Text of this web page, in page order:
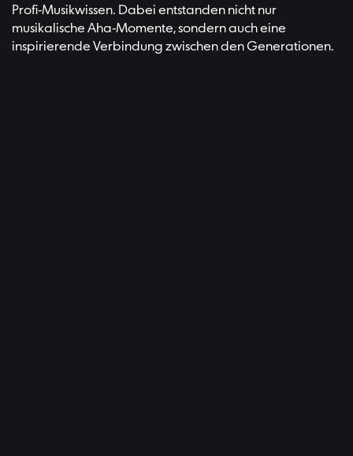
Profi-Musikwissen. Dabei entstanden nicht nur
musikalische Aha-Momente, sondern auch eine
inspirierende Verbindung zwischen den Generationen.